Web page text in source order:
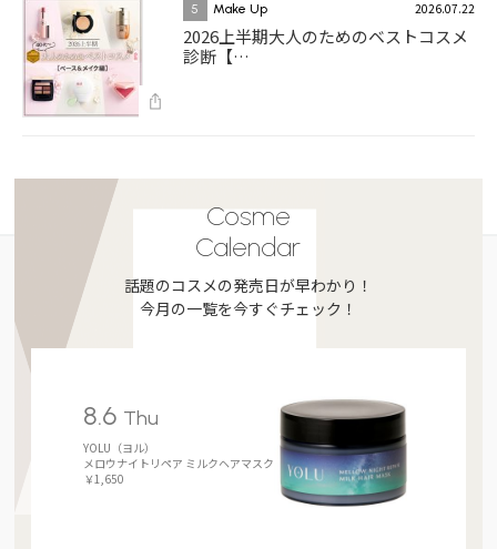
5 Make Up 2026.07.22
2026上半期大人のためのベストコスメ
診断【…
Cosme
Calendar
話題のコスメの発売日が早わかり！
今月の一覧を今すぐチェック！
8.6 Thu
YOLU（ヨル）
メロウナイトリペア ミルクヘアマスク
￥1,650